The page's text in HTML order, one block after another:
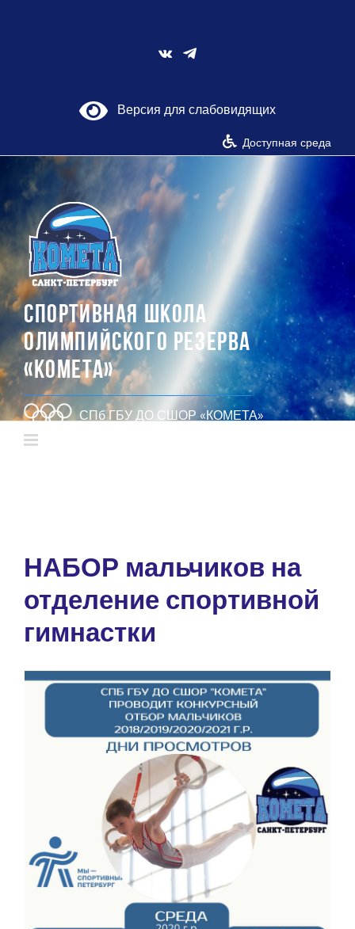
Vk
Версия для слабовидящих
Доступная среда
СПОРТИВНАЯ ШКОЛА
ОЛИМПИЙСКОГО РЕЗЕРВА
«КОМЕТА»
СПб ГБУ ДО СШОР «КОМЕТА»
НАБОР мальчиков на
отделение спортивной
гимнастки